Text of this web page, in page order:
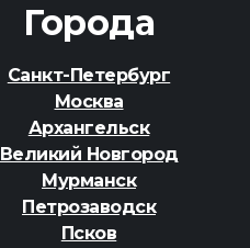
Города
Санкт-Петербург
Москва
Архангельск
Великий Новгород
Мурманск
Петрозаводск
Псков